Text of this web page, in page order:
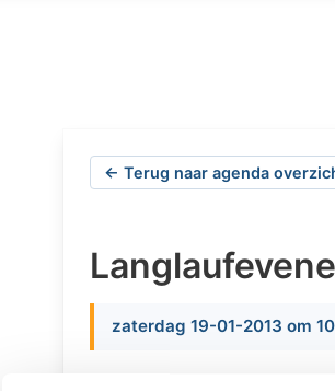
← Terug naar agenda
zaterdag 19-01-2013 om